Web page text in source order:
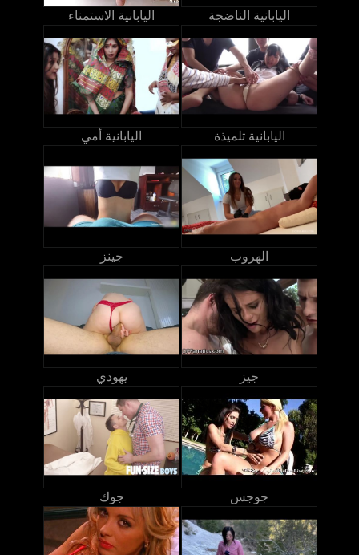
اليابانية الاستمناء اليابانية الناضجة
اليابانية أمي اليابانية تلميذة
جينز الهروب
يهودي جيز
جوك جوجس